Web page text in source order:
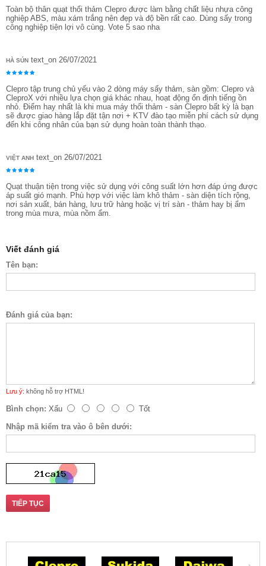
Toàn bộ thân quạt thổi thảm Clepro được làm bằng chất liệu nhựa công
nghiệp ABS, màu xám trắng nên đẹp và độ bền rất cao. Dùng sấy trong
công nghiệp tiện lợi vô cùng. Vote 5 sao nha
HÀ SÚN text_on 26/07/2021
Clepro tập trung chủ yếu vào 2 dòng máy sấy thảm, sàn gồm: Clepro và
CleproX với nhiều lựa chọn giá khác nhau, hoạt động ổn định tiếng ồn
nhỏ. Điểm hay nhất là khi mua máy thổi thảm - sàn Clepro bất kỳ là bạn
sẽ được giao hàng lắp đặt tận nơi + KTV đào tạo miễn phí cách sử dụng
đến khi công nhân của bạn sử dụng hoàn toàn thành thạo.
VIỆT ANH text_on 26/07/2021
Quạt thuận tiện trong việc sử dụng với công suất lớn hơn đáp ứng được
áp suất gió mạnh. Phù hợp với việc làm khô thảm - sàn diện tích rộng,
nơi sản xuất, bán hàng, lưu trữ hàng hoặc vị trí sàn - thảm hay bị ẩm
trong mùa mưa, mùa nồm ẩm.
Viết đánh giá
Tên bạn:
Đánh giá của bạn:
Lưu ý: không hỗ trợ HTML!
Bình chọn: Xấu
Tốt
Nhập mã kiểm tra vào ô bên dưới:
TIẾP TỤC